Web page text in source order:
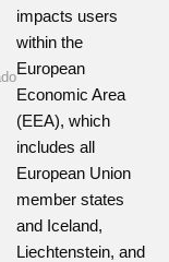
impacts users
within the
European
Economic Area
(EEA), which
includes all
European Union
member states
and Iceland,
Liechtenstein, and